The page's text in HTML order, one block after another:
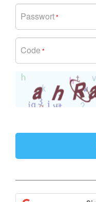
Passwort*
Code *